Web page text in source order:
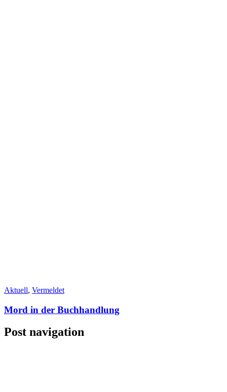
Aktuell, Vermeldet
Mord in der Buchhandlung
Post navigation